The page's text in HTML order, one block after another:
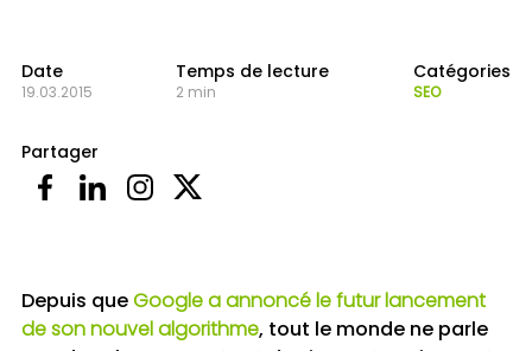
Date
19.03.2015
Temps de lecture
2 min
Catégories
SEO
Partager
Depuis queGoogle a annoncé le futur lancement
de son nouvel algorithme, tout le monde ne parle